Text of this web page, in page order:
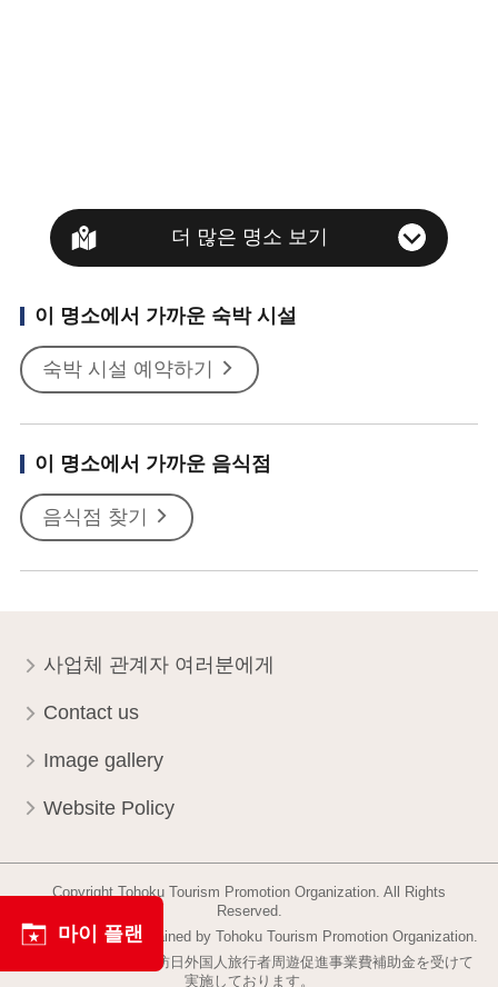
더 많은 명소 보기
이 명소에서 가까운 숙박 시설
숙박 시설 예약하기
이 명소에서 가까운 음식점
음식점 찾기
사업체 관계자 여러분에게
Contact us
Image gallery
Website Policy
Copyright Tohoku Tourism Promotion Organization. All Rights
Reserved.
This website is maintained by Tohoku Tourism Promotion Organization.
当事業は平成30年度訪日外国人旅行者周遊促進事業費補助金を受けて
実施しております。
마이 플랜